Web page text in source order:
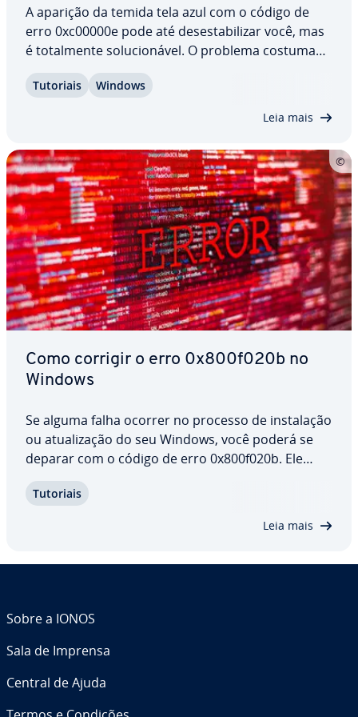
A aparição da temida tela azul com o código de
erro 0xc00000e pode até de­ses­ta­bi­li­zar você, mas
é to­tal­mente so­lu­ci­o­ná­vel. O problema costuma
arquivos de ini­ci­a­li­za­ção de partição com defeito
Tutoriais Windows
Leia mais
Como corrigir o erro 0x800f020b no
Windows
Se alguma falha ocorrer no processo de ins­ta­la­ção
ou atu­a­li­za­ção do seu Windows, você poderá se
deparar com o código de erro 0x800f020b. Ele
ções mal­su­ce­di­das, ou com­po­nen­tes de sistema
Tutoriais
Leia mais
Sobre a IONOS
Sala de Imprensa
Central de Ajuda